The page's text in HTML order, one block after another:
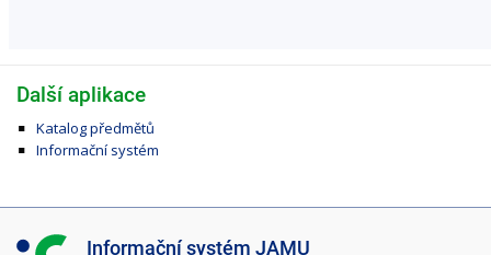
Další aplikace
Katalog předmětů
Informační systém
I Informační systém JAMU